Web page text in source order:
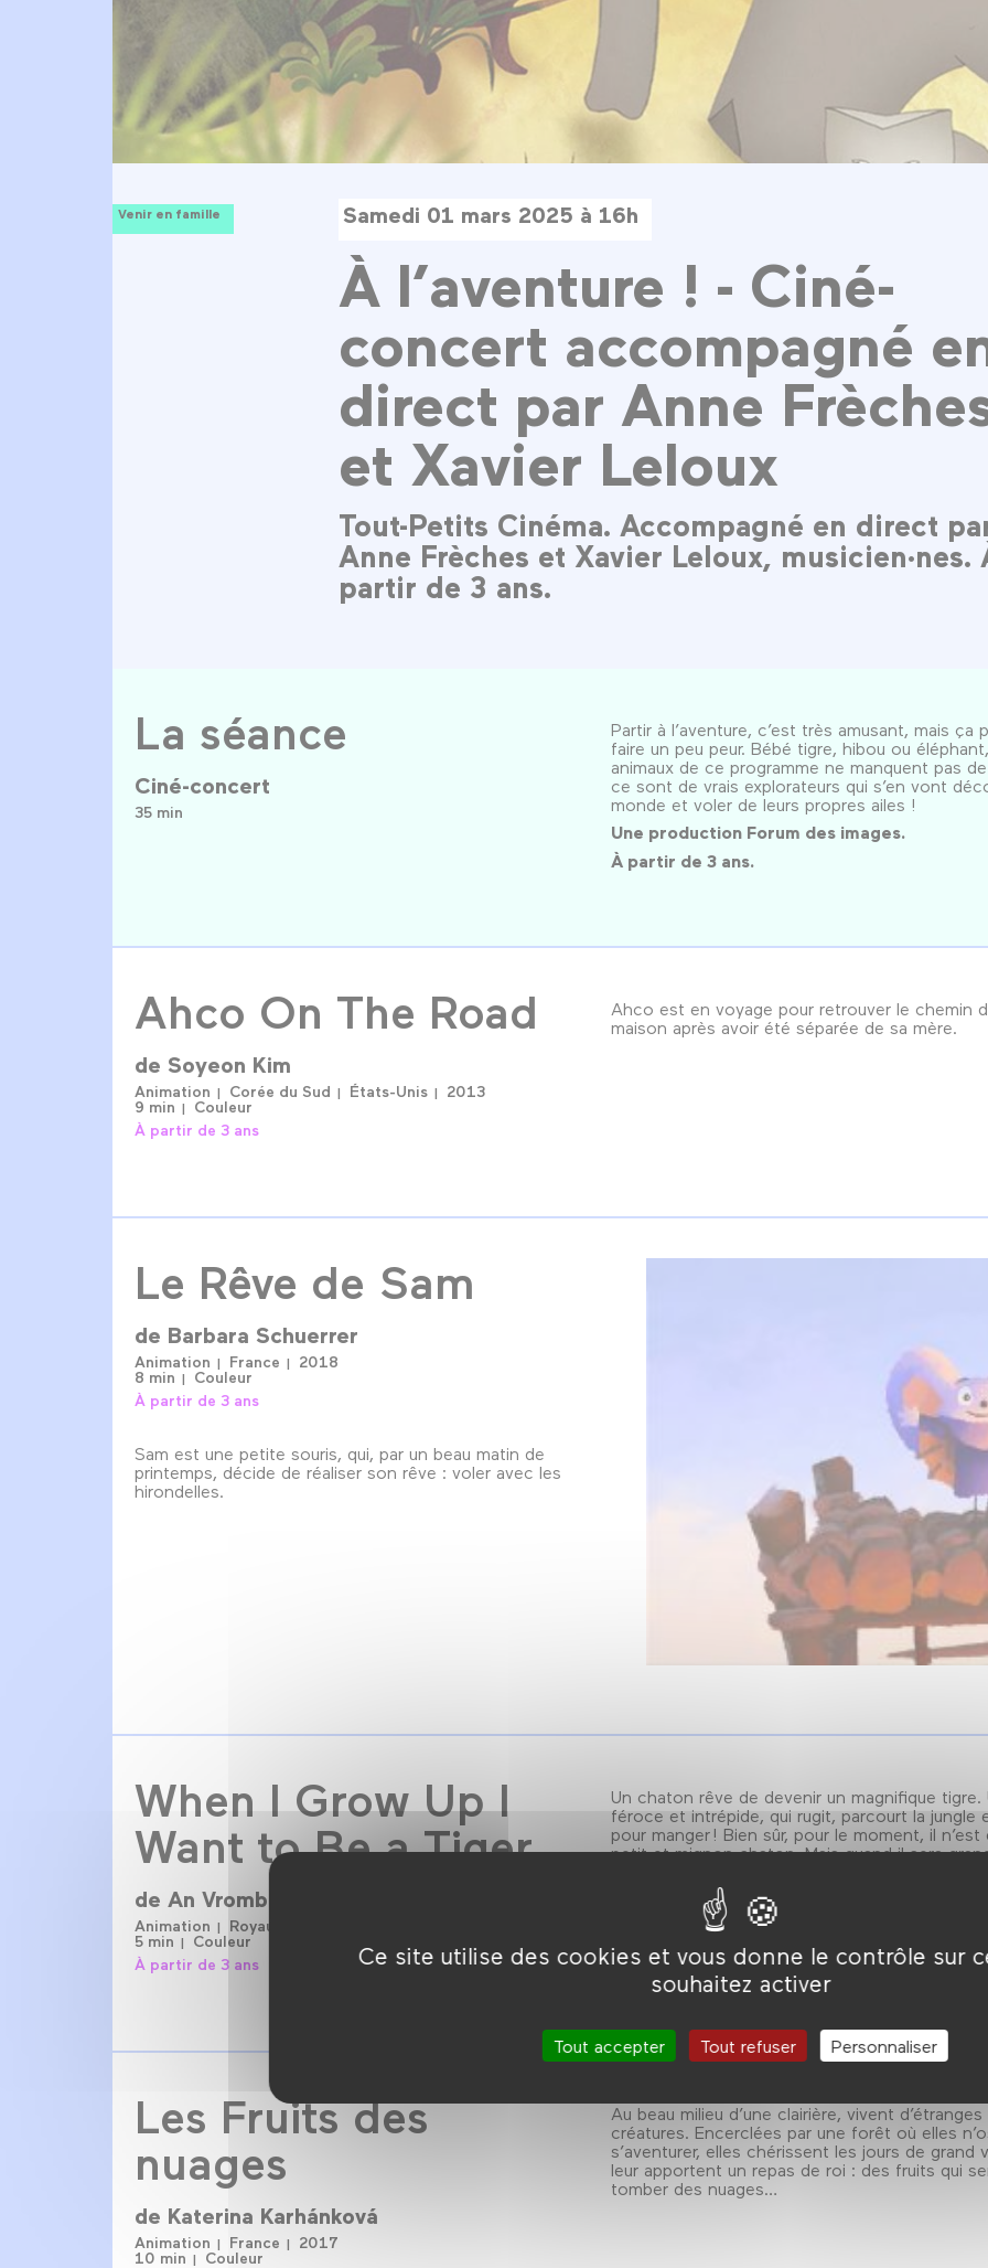
Ce site utilise des cookies et vous donne le contrôle sur
souhaitez activer
Tout accepter Tout refuser Personnaliser
Venir en famille Samedi 01 mars 2025 à 16h
À l’aventure ! - Ciné-
concert accompagné
direct par Anne
et Xavier Leloux
Tout-Petits Cinéma. Accompagné en direct
Anne Frèches et Xavier Leloux, musicien·nes.
partir de 3 ans.
La séance
Ciné-concert
35 min
Partir à l’aventure, c’est très amusant, mais ça
faire un peu peur. Bébé tigre, hibou ou
animaux de ce programme ne manquent pas
ce sont de vrais explorateurs qui s’en vont
monde et voler de leurs propres ailes !
Une production Forum des images.
À partir de 3 ans.
Ahco On The Road
de Soyeon Kim
Animation Corée du Sud États-Unis
2013
9 min
Couleur
À partir de 3 ans
Ahco est en voyage pour retrouver le chemin
maison après avoir été séparée de sa mère.
Le Rêve de Sam
de Barbara Schuerrer
Animation France
2018
8 min
Couleur
À partir de 3 ans
Sam est une petite souris, qui, par un beau matin de
printemps, décide de réaliser son rêve : voler avec les
hirondelles.
When I Grow Up I
Want to Be a Tiger
de An Vrombaut
Animation Royaume-Uni
5 min
Couleur
À partir de 3 ans
Un chaton rêve de devenir un magnifique tigre.
féroce et intrépide, qui rugit, parcourt la jungle
pour manger ! Bien sûr, pour le moment, il n’est
petit et mignon chaton. Mais quand il sera
Les Fruits des
nuages
de Katerina Karhánková
Animation France
2017
10 min
Couleur
Au beau milieu d’une clairière, vivent
créatures. Encerclées par une forêt où elles
s’aventurer, elles chérissent les jours de grand
leur apportent un repas de roi : des fruits qui
tomber des nuages…